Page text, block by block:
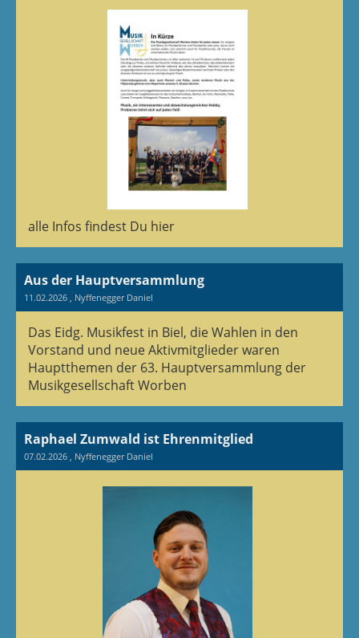
alle Infos findest Du hier
Aus der Hauptversammlung
11.02.2026 , Nyffenegger Daniel
Das Eidg. Musikfest in Biel, die Wahlen in den
Vorstand und neue Aktivmitglieder waren
Hauptthemen der 63. Hauptversammlung der
Musikgesellschaft Worben
Raphael Zumwald ist Ehrenmitglied
07.02.2026 , Nyffenegger Daniel